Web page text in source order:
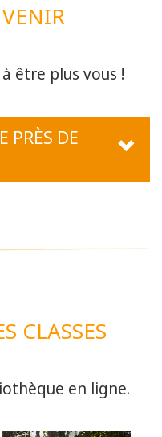
VENIR
être plus vous !
PRÈS DE
CLASSES
en ligne.